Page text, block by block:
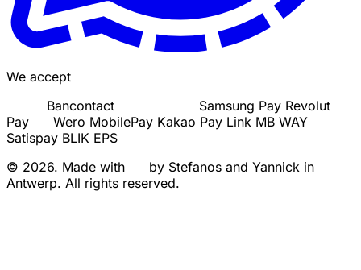
We accept
Bancontact
Samsung Pay Revolut
Pay
Wero MobilePay Kakao Pay Link MB WAY
Satispay BLIK EPS
© 2026. Made with
by Stefanos and Yannick in
Antwerp. All rights reserved.